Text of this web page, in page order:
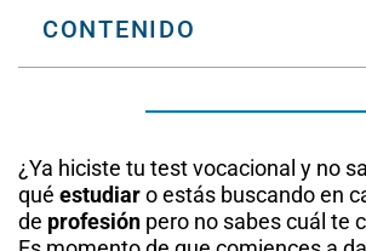
CONTENIDO
¿Ya hiciste tu test vocacional y no
qué estudiaro estás buscando en
de profesión pero no sabes cuál te